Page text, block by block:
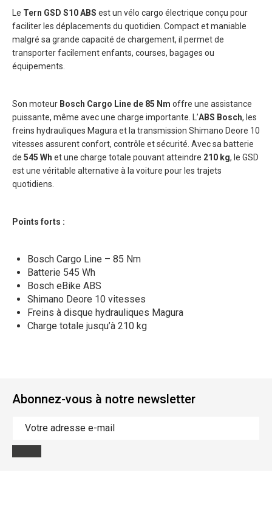
Le Tern GSD S10 ABS est un vélo cargo électrique conçu pour
faciliter les déplacements du quotidien. Compact et maniable
malgré sa grande capacité de chargement, il permet de
transporter facilement enfants, courses, bagages ou
équipements.
Son moteur Bosch Cargo Line de 85 Nm offre une assistance
puissante, même avec une charge importante. L’ABS Bosch, les
freins hydrauliques Magura et la transmission Shimano Deore 10
vitesses assurent confort, contrôle et sécurité. Avec sa batterie
de 545 Wh et une charge totale pouvant atteindre 210 kg, le GSD
est une véritable alternative à la voiture pour les trajets
quotidiens.
Points forts :
Bosch Cargo Line – 85 Nm
Batterie 545 Wh
Bosch eBike ABS
Shimano Deore 10 vitesses
Freins à disque hydrauliques Magura
Charge totale jusqu’à 210 kg
Abonnez-vous à notre newsletter